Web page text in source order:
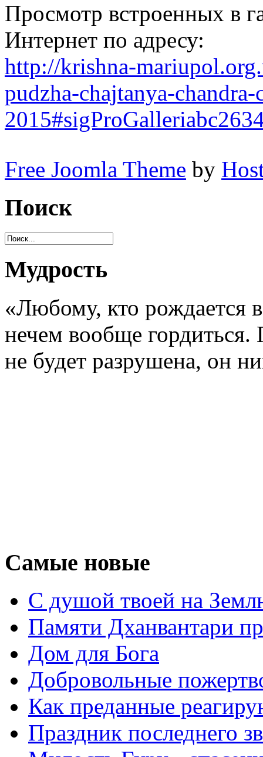
Просмотр встроенных в
Интернет по адресу:
http://krishna-
pudzha-chajtanya-chandra-
Free Joomla Theme by
Поиск
Мудрость
«Любому, кто рождается
нечем вообще гордиться.
не будет разрушена, он
Самые новые
С душой твоей на
Памяти Дханвантари
Дом для Бога
Добровольные
Как преданные
Праздник последнего